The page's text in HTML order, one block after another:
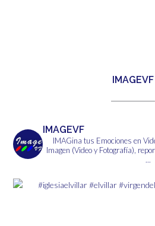
IMAGEVF
IMAGEVF
IMAGina tus Emociones en
Imagen (Video y Fotografía),
...